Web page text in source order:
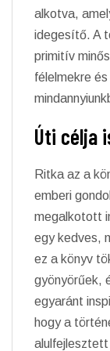
alkotva,
idegesítő. A
primitív
félelmekre
Úti célja
Ritka az a
emberi
megalkotott
egy kedves,
ez a könyv
gyönyörűek,
egyaránt
hogy a